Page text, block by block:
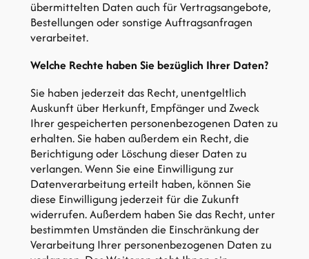
übermittelten Daten auch für Vertragsangebote,
Bestellungen oder sonstige Auftragsanfragen
verarbeitet.
Welche Rechte haben Sie bezüglich Ihrer Daten?
Sie haben jederzeit das Recht, unentgeltlich
Auskunft über Herkunft, Empfänger und Zweck
Ihrer gespeicherten personenbezogenen Daten zu
erhalten. Sie haben außerdem ein Recht, die
Berichtigung oder Löschung dieser Daten zu
verlangen. Wenn Sie eine Einwilligung zur
Datenverarbeitung erteilt haben, können Sie
diese Einwilligung jederzeit für die Zukunft
widerrufen. Außerdem haben Sie das Recht, unter
bestimmten Umständen die Einschränkung der
Verarbeitung Ihrer personenbezogenen Daten zu